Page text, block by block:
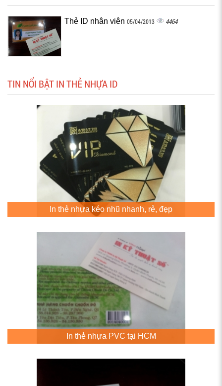
Thẻ ID nhân viên 05/04/2013 4464
TIN NỔI BẬT IN THẺ NHỰA ID
In thẻ nhựa kéo nhũ nhanh, rẻ, đẹp
In thẻ nhựa PVC tại HCM